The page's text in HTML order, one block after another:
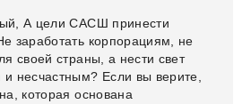
А цели САСШ принести
заработать корпорациям, не
своей страны, а нести свет
несчастным? Если вы верите,
которая основана